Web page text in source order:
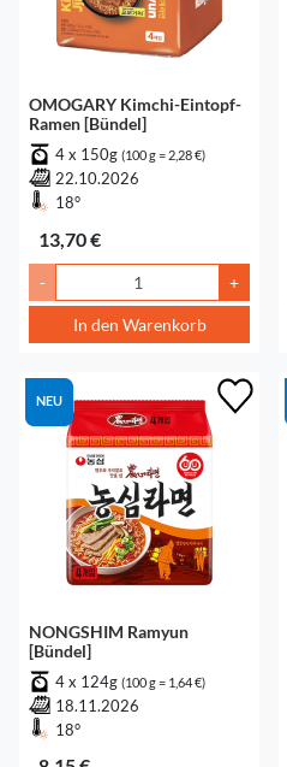
OMOGARY Kimchi-Eintopf-
Ramen [Bündel]
4 x 150g (100 g = 2,28 €)
22.10.2026
18°
13,70 €
- +
In den Warenkorb
NEU
NONGSHIM Ramyun
[Bündel]
4 x 124g (100 g = 1,64 €)
18.11.2026
18°